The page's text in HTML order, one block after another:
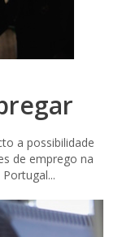
a possibilidade
de emprego na